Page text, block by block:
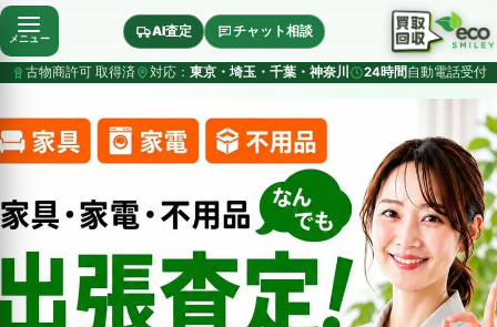
メニュー AI査定 チャット相談
古物商許可 取得済 対応： 東京・埼玉・千葉・神奈川 24時間自動電話受付